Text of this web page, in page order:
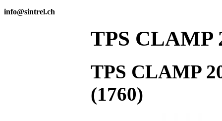
info@sintrel.ch
TPS CLAMP
TPS CLAMP
(1760)